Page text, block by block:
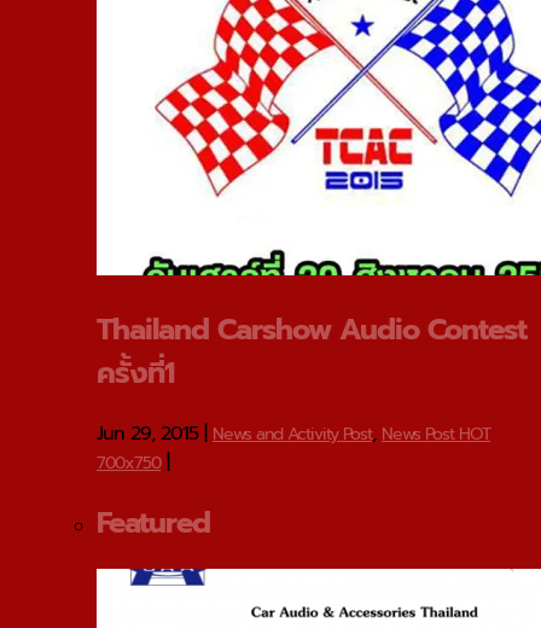
Thailand Carshow Audio Contest
ครั้งที่1
Jun 29, 2015| News and Activity Post, News Post HOT
700x750|
Featured